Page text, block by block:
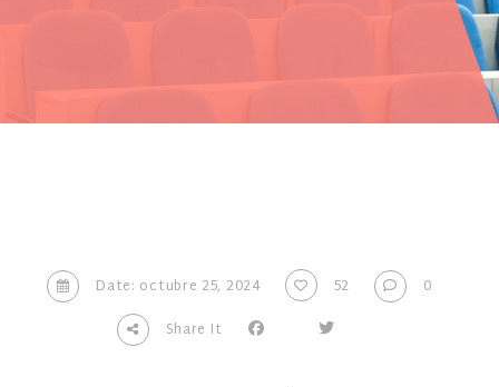
Date: octubre 25, 2024 52
0
Share It